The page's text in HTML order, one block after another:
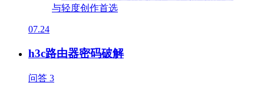
07.24
h3c路由器密码破解
问答 3